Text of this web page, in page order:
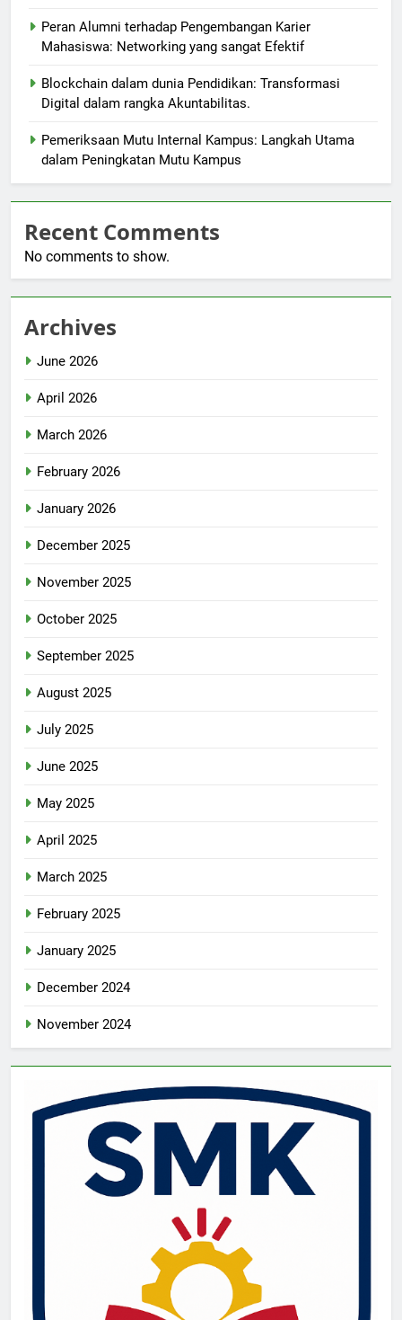
Peran Alumni terhadap Pengembangan Karier
Mahasiswa: Networking yang sangat Efektif
Blockchain dalam dunia Pendidikan: Transformasi
Digital dalam rangka Akuntabilitas.
Pemeriksaan Mutu Internal Kampus: Langkah Utama
dalam Peningkatan Mutu Kampus
Recent Comments
No comments to show.
Archives
June 2026
April 2026
March 2026
February 2026
January 2026
December 2025
November 2025
October 2025
September 2025
August 2025
July 2025
June 2025
May 2025
April 2025
March 2025
February 2025
January 2025
December 2024
November 2024